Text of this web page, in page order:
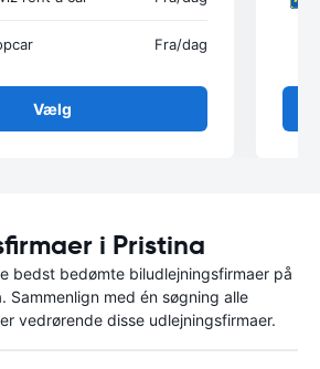
Fra/dag
Vælg
i Pristina
bedst bedømte biludlejningsfirmaer på
Sammenlign med én søgning alle
vedrørende disse udlejningsfirmaer.